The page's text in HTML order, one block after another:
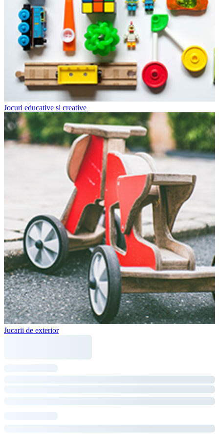
Jocuri educative si creative
Jucarii de exterior